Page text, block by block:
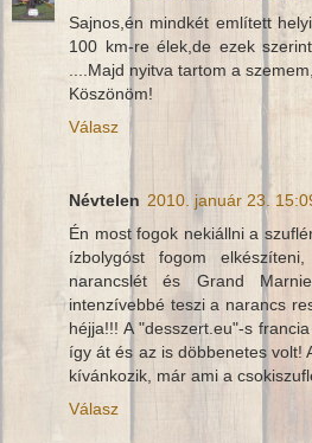
Sajnos,én mindkét említett
100 km-re élek,de ezek
....Majd nyitva tartom a
Köszönöm!
Válasz
Névtelen 2010. január 23.
Én most fogok nekiállni a
ízbolygóst fogom
narancslét és Grand
intenzívebbé teszi a narancs
héjja!!! A "desszert.eu"-s
így át és az is döbbenetes volt!
kívánkozik, már ami a
Válasz